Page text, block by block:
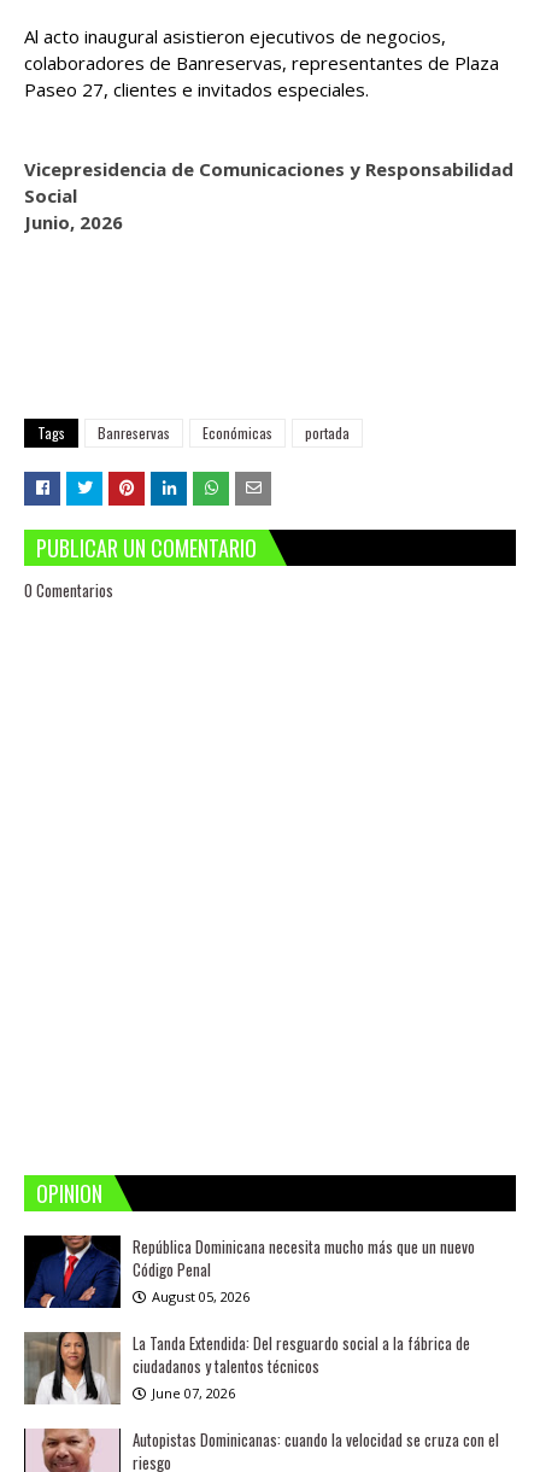
Al acto inaugural asistieron ejecutivos de negocios,
colaboradores de Banreservas, representantes de Plaza
Paseo 27, clientes e invitados especiales.
Vicepresidencia de Comunicaciones y Responsabilidad
Social
Junio, 2026
Tags Banreservas Económicas portada
PUBLICAR UN COMENTARIO
0 Comentarios
OPINION
República Dominicana necesita mucho más que un nuevo
Código Penal
August 05, 2026
La Tanda Extendida: Del resguardo social a la fábrica de
ciudadanos y talentos técnicos
June 07, 2026
Autopistas Dominicanas: cuando la velocidad se cruza con el
riesgo